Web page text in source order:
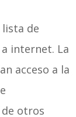
de
internet. La
acceso a la
otros